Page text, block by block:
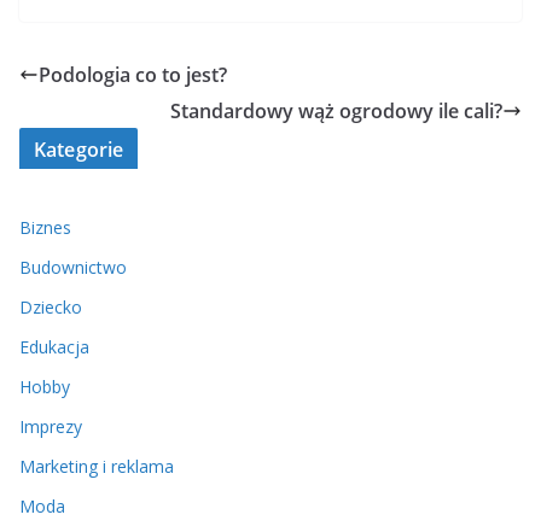
Podologia co to jest?
Standardowy wąż ogrodowy ile cali?
Kategorie
Biznes
Budownictwo
Dziecko
Edukacja
Hobby
Imprezy
Marketing i reklama
Moda